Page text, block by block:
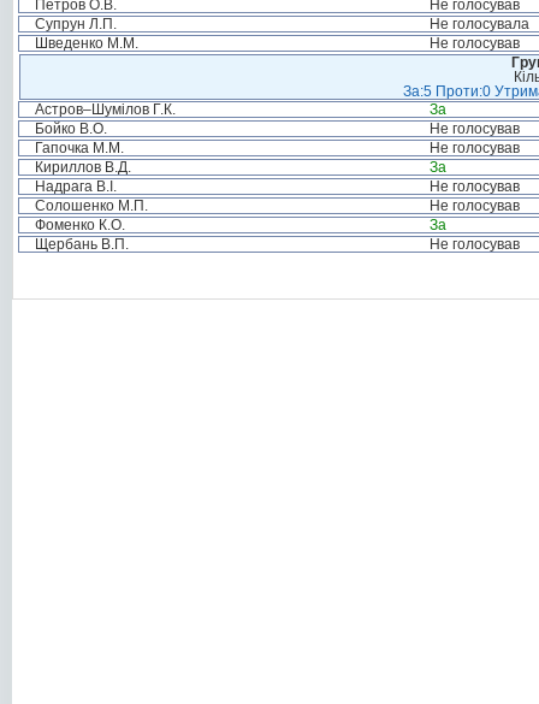
Петров О.В.
Не голосував
Супрун Л.П.
Не голосувала
Шведенко М.М.
Не голосував
За:5 Проти:0
Астров–Шумілов Г.К.
За
Бойко В.О.
Не голосував
Гапочка М.М.
Не голосував
Кириллов В.Д.
За
Надрага В.І.
Не голосував
Солошенко М.П.
Не голосував
Фоменко К.О.
За
Щербань В.П.
Не голосував